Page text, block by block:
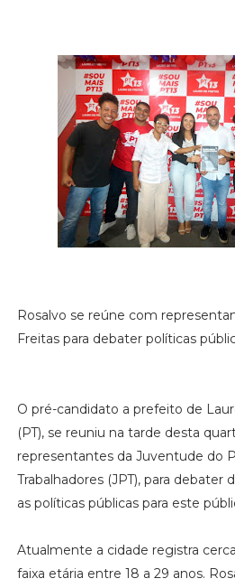
Rosalvo se reúne com
Freitas para debater políticas
O pré-candidato a prefeito de
(PT), se reuniu na tarde desta
representantes da Juventude do
Trabalhadores (JPT), para
as políticas públicas para este
Atualmente a cidade registra
faixa etária entre 18 a 29 anos.